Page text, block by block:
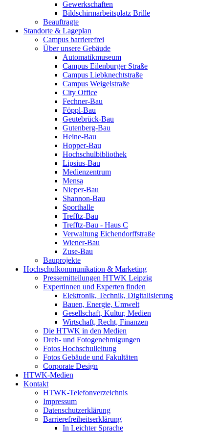
Gewerkschaften
Bildschirmarbeitsplatz Brille
Beauftragte
Standorte & Lageplan
Campus barrierefrei
Über unsere Gebäude
Automatikmuseum
Campus Eilenburger Straße
Campus Liebknechtstraße
Campus Weigelstraße
City Office
Fechner-Bau
Föppl-Bau
Geutebrück-Bau
Gutenberg-Bau
Heine-Bau
Hopper-Bau
Hochschulbibliothek
Lipsius-Bau
Medienzentrum
Mensa
Nieper-Bau
Shannon-Bau
Sporthalle
Trefftz-Bau
Trefftz-Bau - Haus C
Verwaltung Eichendorffstraße
Wiener-Bau
Zuse-Bau
Bauprojekte
Hochschulkommunikation & Marketing
Pressemitteilungen HTWK Leipzig
Expertinnen und Experten finden
Elektronik, Technik, Digitalisierung
Bauen, Energie, Umwelt
Gesellschaft, Kultur, Medien
Wirtschaft, Recht, Finanzen
Die HTWK in den Medien
Dreh- und Fotogenehmigungen
Fotos Hochschulleitung
Fotos Gebäude und Fakultäten
Corporate Design
HTWK-Medien
Kontakt
HTWK-Telefonverzeichnis
Impressum
Datenschutzerklärung
Barrierefreiheitserklärung
In Leichter Sprache